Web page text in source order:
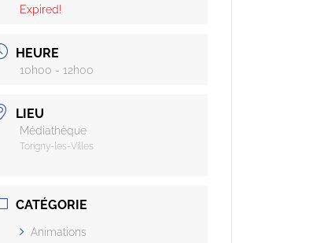
Expired!
HEURE
10h00 - 12h00
LIEU
Médiathèque
Torigny-les-Villes
CATÉGORIE
Animations